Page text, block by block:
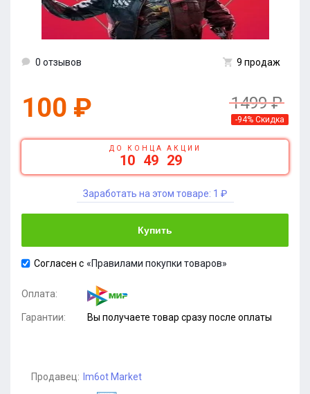
0 отзывов 9 продаж
100 ₽ 1499 ₽
-94% Скидка
ДО КОНЦА АКЦИИ
10 49 28
Заработать на этом товаре: 1 ₽
Купить
Согласен с «Правилами покупки товаров»
Оплата:
Гарантии: Вы получаете товар сразу после оплаты
Продавец: Im6ot Market